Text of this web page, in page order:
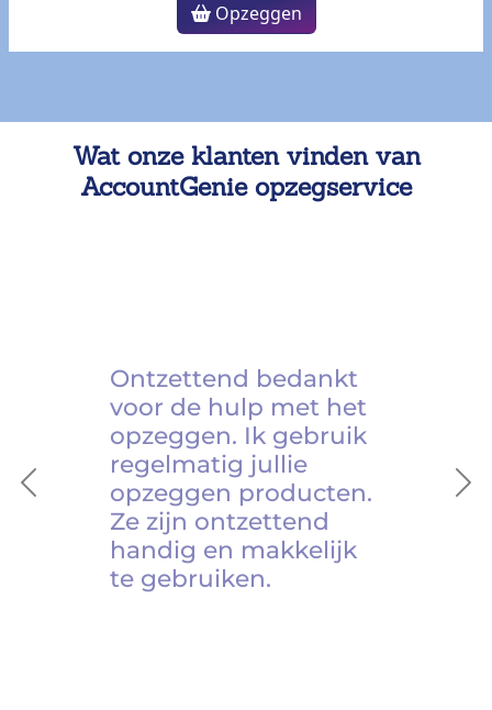
Opzeggen
Wat onze klanten vinden van
AccountGenie opzegservice
Previous
Ontzettend bedankt
voor de hulp met het
opzeggen. Ik gebruik
regelmatig jullie
opzeggen producten.
Ze zijn ontzettend
handig en makkelijk
te gebruiken.